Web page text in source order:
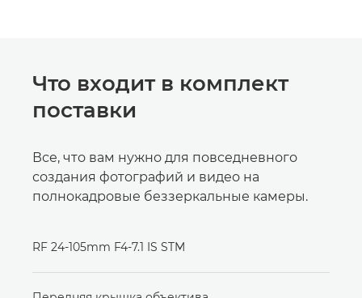
Что входит в комплект
поставки
Все, что вам нужно для повседневного
создания фотографий и видео на
полнокадровые беззеркальные камеры.
RF 24-105mm F4-7.1 IS STM